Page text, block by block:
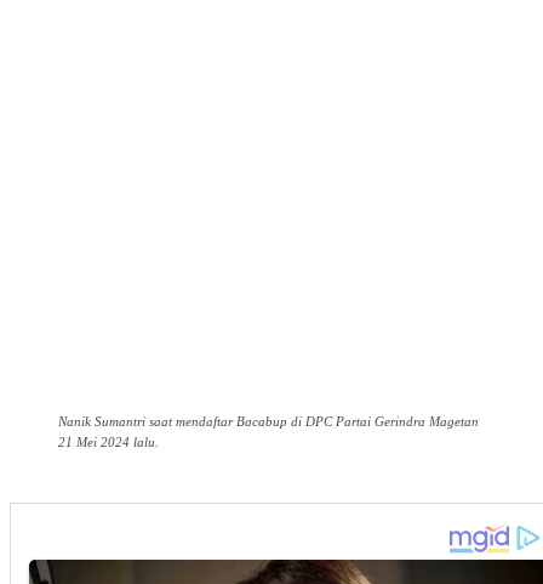
Nanik Sumantri saat mendaftar Bacabup di DPC Partai Gerindra Magetan
21 Mei 2024 lalu.